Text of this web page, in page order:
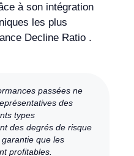
à son intégration
les plus
Decline Ratio .
passées ne
des
types
des degrés de risque
garantie que les
profitables.